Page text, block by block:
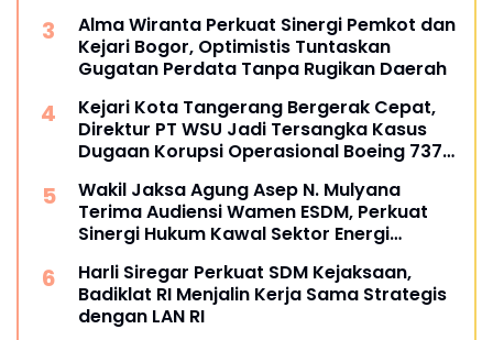
Alma Wiranta Perkuat Sinergi Pemkot dan
Kejari Bogor, Optimistis Tuntaskan
Gugatan Perdata Tanpa Rugikan Daerah
Kejari Kota Tangerang Bergerak Cepat,
Direktur PT WSU Jadi Tersangka Kasus
Dugaan Korupsi Operasional Boeing 737-
Wakil Jaksa Agung Asep N. Mulyana
Terima Audiensi Wamen ESDM, Perkuat
Sinergi Hukum Kawal Sektor Energi
Harli Siregar Perkuat SDM Kejaksaan,
Badiklat RI Menjalin Kerja Sama Strategis
dengan LAN RI